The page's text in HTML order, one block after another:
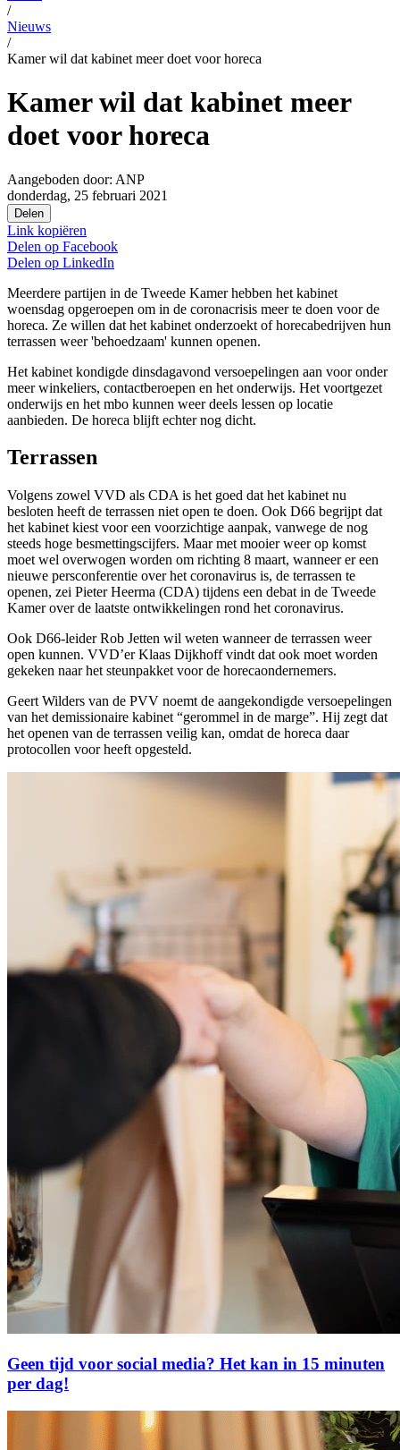
/
Nieuws
/
Kamer wil dat kabinet meer doet voor horeca
Kamer wil dat kabinet meer
doet voor horeca
Aangeboden door: ANP
donderdag, 25 februari 2021
Delen
Link kopiëren
Delen op Facebook
Delen op LinkedIn
Meerdere partijen in de Tweede Kamer hebben het kabinet
woensdag opgeroepen om in de coronacrisis meer te doen voor de
horeca. Ze willen dat het kabinet onderzoekt of horecabedrijven hun
terrassen weer 'behoedzaam' kunnen openen.
Het kabinet kondigde dinsdagavond versoepelingen aan voor onder
meer winkeliers, contactberoepen en het onderwijs. Het voortgezet
onderwijs en het mbo kunnen weer deels lessen op locatie
aanbieden. De horeca blijft echter nog dicht.
Terrassen
Volgens zowel VVD als CDA is het goed dat het kabinet nu
besloten heeft de terrassen niet open te doen. Ook D66 begrijpt dat
het kabinet kiest voor een voorzichtige aanpak, vanwege de nog
steeds hoge besmettingscijfers. Maar met mooier weer op komst
moet wel overwogen worden om richting 8 maart, wanneer er een
nieuwe persconferentie over het coronavirus is, de terrassen te
openen, zei Pieter Heerma (CDA) tijdens een debat in de Tweede
Kamer over de laatste ontwikkelingen rond het coronavirus.
Ook D66-leider Rob Jetten wil weten wanneer de terrassen weer
open kunnen. VVD’er Klaas Dijkhoff vindt dat ook moet worden
gekeken naar het steunpakket voor de horecaondernemers.
Geert Wilders van de PVV noemt de aangekondigde versoepelingen
van het demissionaire kabinet “gerommel in de marge”. Hij zegt dat
het openen van de terrassen veilig kan, omdat de horeca daar
protocollen voor heeft opgesteld.
Geen tijd voor social media? Het kan in 15 minuten
per dag!